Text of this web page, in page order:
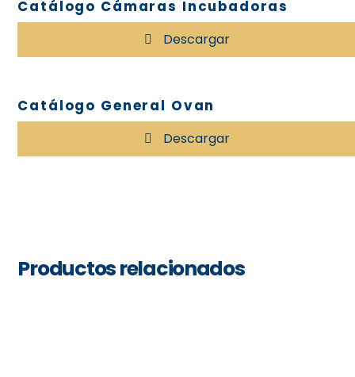
Catálogo Cámaras Incubadoras
Descargar
Catálogo General Ovan
Descargar
Productos relacionados